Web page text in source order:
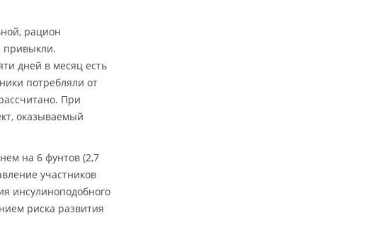
рацион
привыкли.
дней в месяц есть
потребляли от
При
оказываемый
на 6 фунтов (2,7
участников
инсулиноподобного
риска развития